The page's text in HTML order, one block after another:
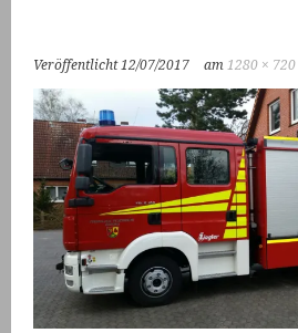
Veröffentlicht 12/07/2017 am 1280 × 720